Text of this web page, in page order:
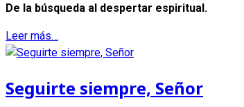
De la búsqueda al despertar espiritual.
Leer más…
Seguirte siempre, Señor